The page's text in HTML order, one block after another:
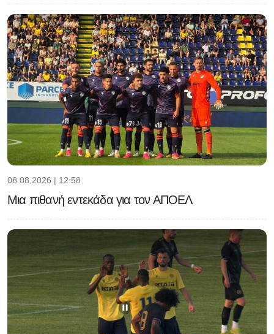
08.08.2026 | 12:58
Μια πιθανή εντεκάδα για τον ΑΠΟΕΛ